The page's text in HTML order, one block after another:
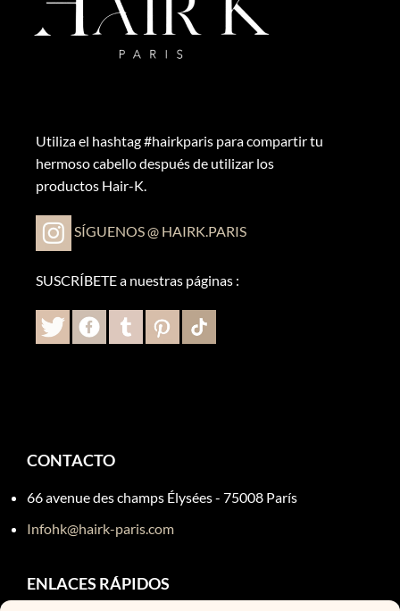
Utiliza el hashtag #hairkparis para compartir tu
hermoso cabello después de utilizar los
productos Hair-K.
SÍGUENOS @ HAIRK.PARIS
SUSCRÍBETE a nuestras páginas :
CONTACTO
66 avenue des champs Élysées - 75008 París
Infohk@hairk-paris.com
ENLACES RÁPIDOS